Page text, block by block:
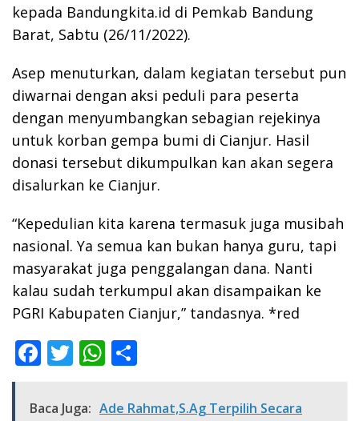
kepada Bandungkita.id di Pemkab Bandung
Barat, Sabtu (26/11/2022).
Asep menuturkan, dalam kegiatan tersebut pun
diwarnai dengan aksi peduli para peserta
dengan menyumbangkan sebagian rejekinya
untuk korban gempa bumi di Cianjur. Hasil
donasi tersebut dikumpulkan kan akan segera
disalurkan ke Cianjur.
“Kepedulian kita karena termasuk juga musibah
nasional. Ya semua kan bukan hanya guru, tapi
masyarakat juga penggalangan dana. Nanti
kalau sudah terkumpul akan disampaikan ke
PGRI Kabupaten Cianjur,” tandasnya. *red
F
e
T
itt
W
at ar
Baca Juga: Ade Rahmat,S.Ag Terpilih Secara